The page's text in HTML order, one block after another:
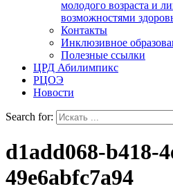
молодого возраста и
возможностями
Контакты
Инклюзивное
Полезные ссылки
ЦРД Абилимпикс
РЦОЭ
Новости
Search for:
d1add068-b418-
49e6abfc7a94